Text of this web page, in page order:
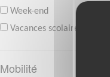
Week-end
Vacances scolaires
Mobilité